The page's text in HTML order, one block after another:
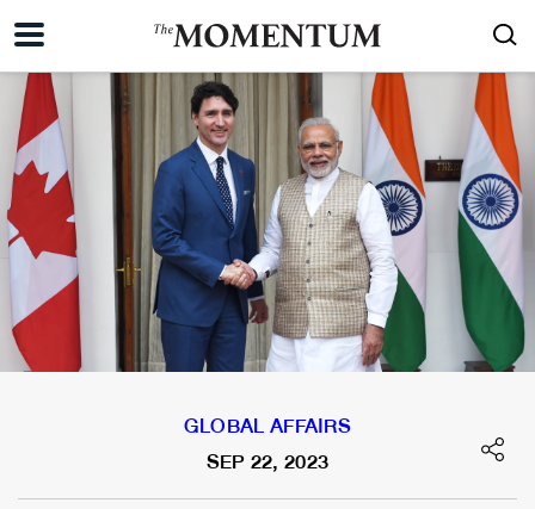
GLOBAL AFFAIRS
SEP 22, 2023